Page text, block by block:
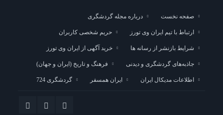
صفحه نخست درباره مجله گردشگری
ارتباط با تیم ایران وی تورز حریم شخصی کاربران
شرایط بازنشر از رسانه ها خرید آگهی از ایران وی تورز
جاذبه‌های گردشگری و دیدنی فرهنگ و تاریخ (ایران و جهان)
اطلاعات مدیکال ایران ایران همسفر گردشگری 724